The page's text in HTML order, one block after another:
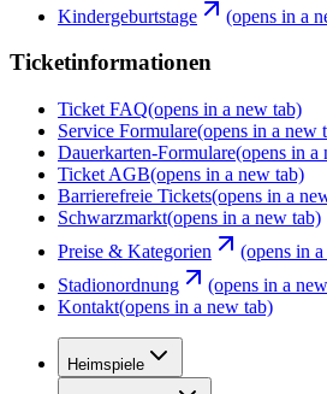
Kindergeburtstage
(opens in a
Ticketinformationen
Ticket FAQ(opens in a new tab)
Service Formulare(opens in a new
Dauerkarten-Formulare(opens in a
Ticket AGB(opens in a new tab)
Barrierefreie Tickets(opens in a
Schwarzmarkt(opens in a new tab)
Preise & Kategorien
(opens in
Stadionordnung
(opens in a
Kontakt(opens in a new tab)
Heimspiele